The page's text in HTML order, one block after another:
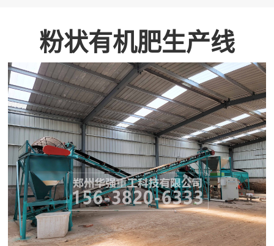
粉状有机肥生产线